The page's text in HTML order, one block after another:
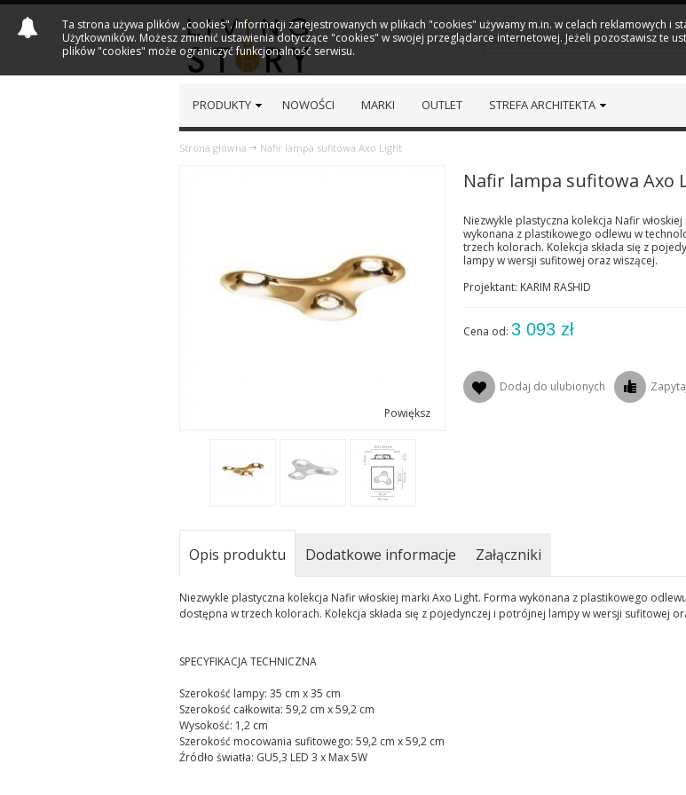
PRODUKTY NOWOŚCI MARKI OUTLET STREFA ARCHITEKTA
Strona główna Nafir lampa sufitowa Axo Light
Powiększ
Nafir lampa sufitowa Axo
Niezwykle plastyczna kolekcja Nafir
wykonana z plastikowego odlewu w
trzech kolorach. Kolekcja składa się z
lampy w wersji sufitowej oraz wiszącej.
Projektant: KARIM RASHID
Cena od: 3 093 zł
Dodaj do ulubionych
Opis produktu Dodatkowe informacje Załączniki
Niezwykle plastyczna kolekcja Nafir włoskiej marki Axo Light. Forma wykonana z plastikowego
dostępna w trzech kolorach. Kolekcja składa się z pojedynczej i potrójnej lampy w wersji sufitowej
SPECYFIKACJA TECHNICZNA
Szerokość lampy: 35 cm x 35 cm
Szerokość całkowita: 59,2 cm x 59,2 cm
Wysokość: 1,2 cm
Szerokość mocowania sufitowego: 59,2 cm x 59,2 cm
Źródło światła: GU5,3 LED 3 x Max 5W
Ta strona używa plików „cookies". Informacji zarejestrowanych w plikach "cookies" używamy m.in. w celach reklamowych
Użytkowników. Możesz zmienić ustawienia dotyczące "cookies" w swojej przeglądarce internetowej. Jeżeli pozostawisz te
plików "cookies" może ograniczyć funkcjonalność serwisu.